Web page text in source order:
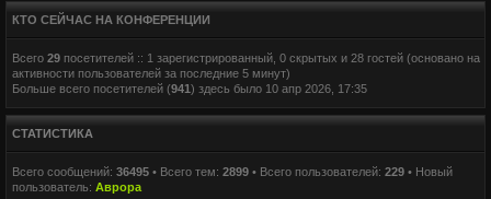
КТО СЕЙЧАС НА КОНФЕРЕНЦИИ
Всего 29 посетителей :: 1 зарегистрированный, 0 скрытых и 28 гостей (основано на
активности пользователей за последние 5 минут)
Больше всего посетителей (941) здесь было 10 апр 2026, 17:35
СТАТИСТИКА
Всего сообщений: 36495 • Всего тем: 2899 • Всего пользователей: 229 • Новый
пользователь: Аврора